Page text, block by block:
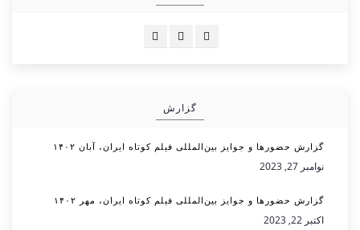
گزارش
گزارش حضورها و جوایز بین‌المللی فیلم کوتاه ایران، آبان ۱۴۰۲
نوامبر 27, 2023
گزارش حضورها و جوایز بین‌المللی فیلم کوتاه ایران، مهر ۱۴۰۲
اکتبر 22, 2023